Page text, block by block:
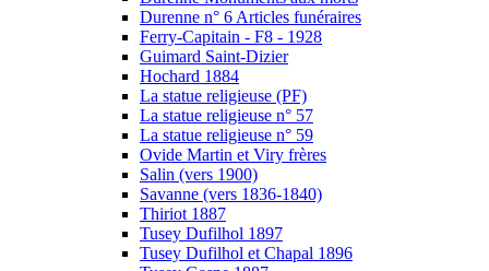
Durenne n° 6 Articles funéraires
Ferry-Capitain - F8 - 1928
Guimard Saint-Dizier
Hochard 1884
La statue religieuse (PF)
La statue religieuse n° 57
La statue religieuse n° 59
Ovide Martin et Viry frères
Salin (vers 1900)
Savanne (vers 1836-1840)
Thiriot 1887
Tusey Dufilhol 1897
Tusey Dufilhol et Chapal 1896